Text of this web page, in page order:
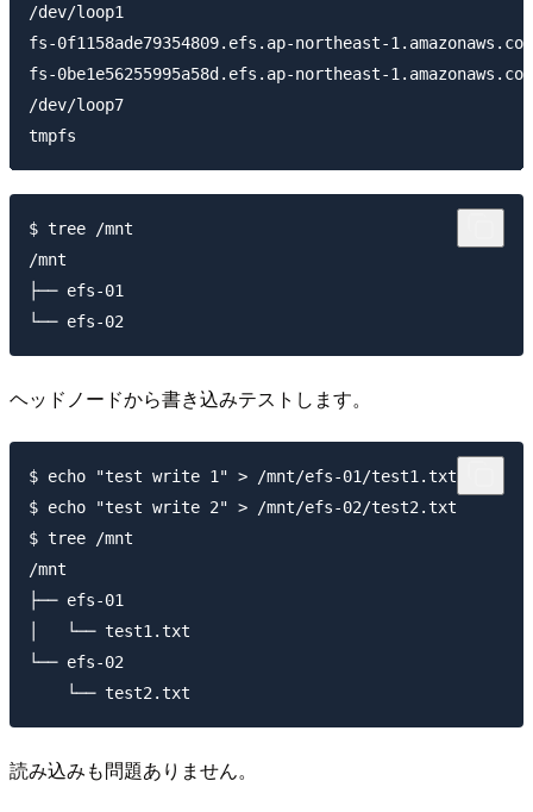
/dev/loop1
fs-0f1158ade79354809.efs.ap-northeast-
fs-0be1e56255995a58d.efs.ap-northeast-
/dev/loop7
$ tree /mnt
/mnt
├── efs-01
ヘッドノードから書き込みテストします。
$ echo "test write 1" > /mnt/efs-01/test1.txt
$ echo "test write 2" > /mnt/efs-02/test2.txt
$ tree /mnt
/mnt
├── efs-01
│   └── test1.txt
└── efs-02
読み込みも問題ありません。